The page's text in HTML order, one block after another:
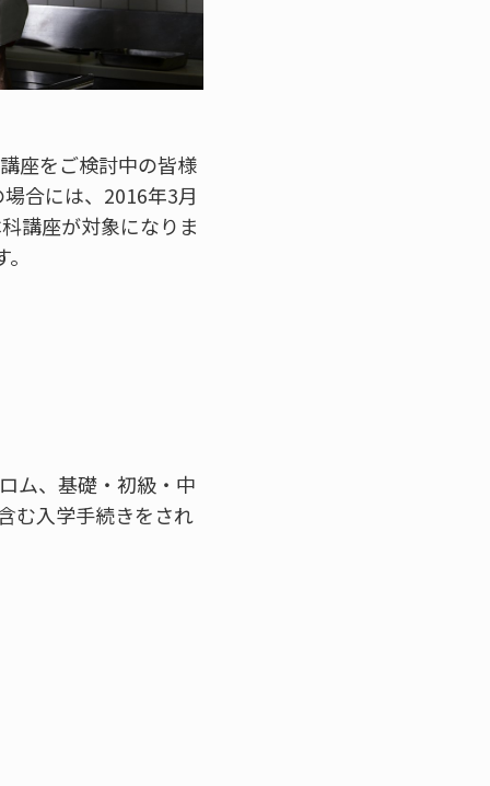
座をご検討中の皆様
合には、2016年3月
講座が対象になりま
ム、基礎・初級・中
む入学手続きをされ